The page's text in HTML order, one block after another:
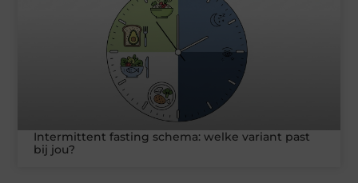
Intermittent fasting schema: welke variant past
bij jou?